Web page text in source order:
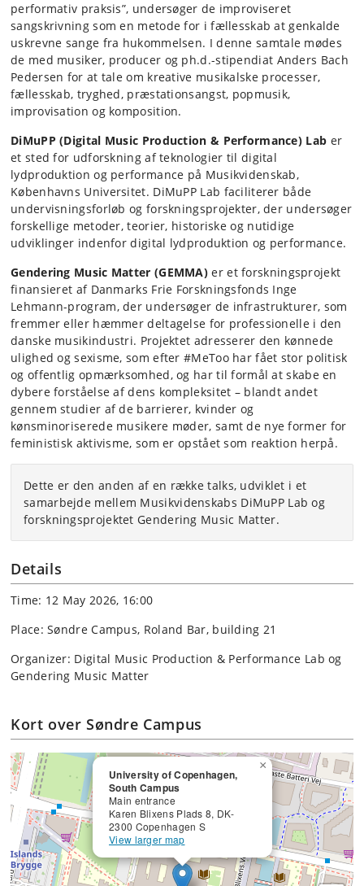
performativ praksis”, undersøger de improviseret
sangskrivning som en metode for i fællesskab at genkalde
uskrevne sange fra hukommelsen. I denne samtale mødes
de med musiker, producer og ph.d.-stipendiat Anders Bach
Pedersen for at tale om kreative musikalske processer,
fællesskab, tryghed, præstationsangst, popmusik,
improvisation og komposition.
DiMuPP (Digital Music Production & Performance) Lab er
et sted for udforskning af teknologier til digital
lydproduktion og performance på Musikvidenskab,
Københavns Universitet. DiMuPP Lab faciliterer både
undervisningsforløb og forskningsprojekter, der undersøger
forskellige metoder, teorier, historiske og nutidige
udviklinger indenfor digital lydproduktion og performance.
Gendering Music Matter (GEMMA) er et forskningsprojekt
finansieret af Danmarks Frie Forskningsfonds Inge
Lehmann-program, der undersøger de infrastrukturer, som
fremmer eller hæmmer deltagelse for professionelle i den
danske musikindustri. Projektet adresserer den kønnede
ulighed og sexisme, som efter #MeToo har fået stor politisk
og offentlig opmærksomhed, og har til formål at skabe en
dybere forståelse af dens kompleksitet – blandt andet
gennem studier af de barrierer, kvinder og
kønsminoriserede musikere møder, samt de nye former for
feministisk aktivisme, som er opstået som reaktion herpå.
Dette er den anden af en række talks, udviklet i et
samarbejde mellem Musikvidenskabs DiMuPP Lab og
forskningsprojektet Gendering Music Matter.
Details
Time: 12 May 2026, 16:00
Place: Søndre Campus, Roland Bar, building 21
Organizer: Digital Music Production & Performance Lab og
Gendering Music Matter
Kort over Søndre Campus
University of Copenhagen,
South Campus
Main entrance
Karen Blixens Plads 8, DK-
2300 Copenhagen S
View larger map
×